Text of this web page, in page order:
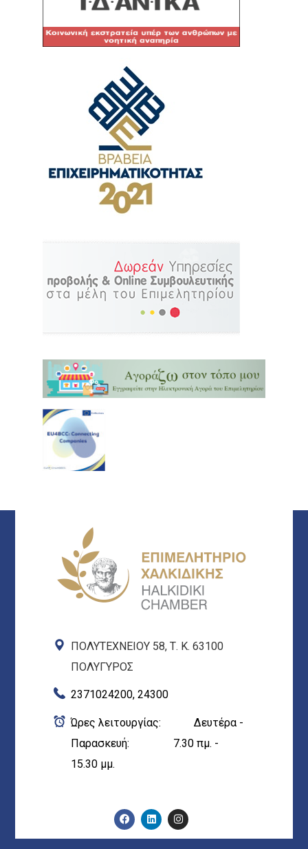
ΠΟΛΥΤΕΧΝΕΙΟΥ 58, Τ. Κ. 63100
ΠΟΛΥΓΥΡΟΣ
2371024200, 24300
Ώρες λειτουργίας: Δευτέρα -
Παρασκευή: 7.30 πμ. -
15.30 μμ.